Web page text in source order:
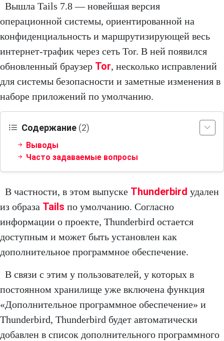
Вышла Tails 7.8 — новейшая версия
операционной системы, ориентированной на
конфиденциальность и маршрутизирующей весь
интернет-трафик через сеть Tor. В ней появился
обновленный браузер Tor, несколько исправлений
для системы безопасности и заметные изменения в
наборе приложений по умолчанию.
Содержание (2)
Выводы
Часто задаваемые вопросы
В частности, в этом выпуске Thunderbird удален
из образа Tails по умолчанию. Согласно
информации о проекте, Thunderbird остается
доступным и может быть установлен как
дополнительное программное обеспечение.
В связи с этим у пользователей, у которых в
постоянном хранилище уже включена функция
«Дополнительное программное обеспечение» и
Thunderbird, Thunderbird будет автоматически
добавлен в список дополнительного программного